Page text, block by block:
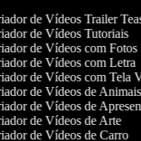
de Vídeos Trailer
de Vídeos Tutoriais
de Vídeos com Fotos
de Vídeos com Letra
de Vídeos com Tela
de Vídeos de Animais
de Vídeos de
de Vídeos de Arte
de Vídeos de Carro